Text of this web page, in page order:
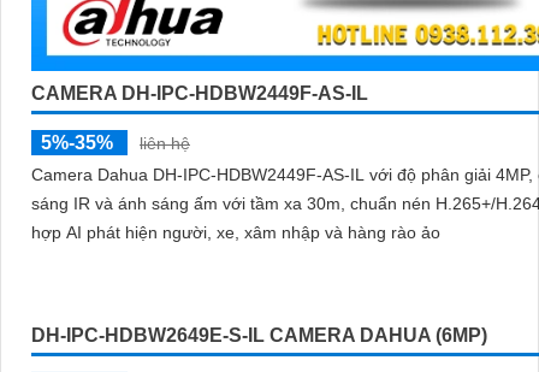
CAMERA DH-IPC-HDBW2449F-AS-IL
5%-35%
liên hệ
Camera Dahua DH-IPC-HDBW2449F-AS-IL với độ phân giải 4MP,
sáng IR và ánh sáng ấm với tầm xa 30m, chuẩn nén H.265+/
hợp AI phát hiện người, xe, xâm nhập và hàng rào ảo
DH-IPC-HDBW2649E-S-IL CAMERA DAHUA (6MP)